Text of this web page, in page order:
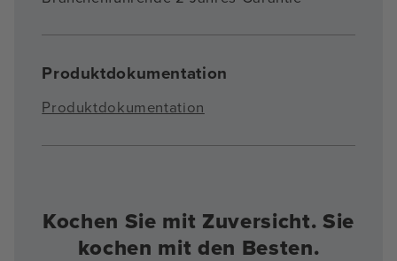
Produktdokumentation
Produktdokumentation
Kochen Sie mit Zuversicht. Sie
kochen mit den Besten.